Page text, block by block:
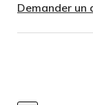
Demander un